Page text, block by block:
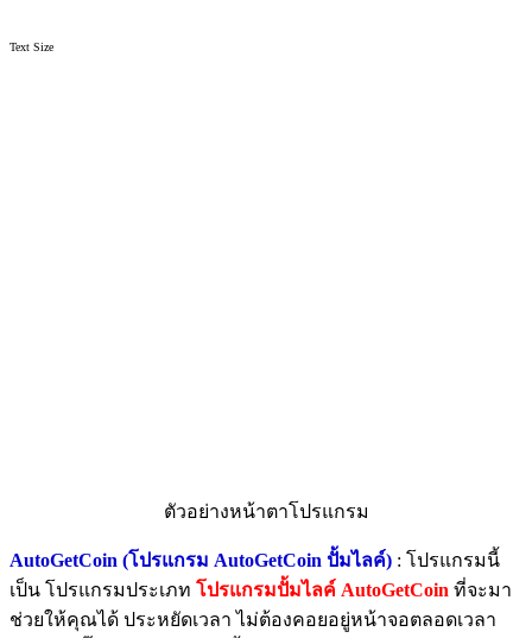
Text Size
ตัวอย่างหน้าตาโปรแกรม
AutoGetCoin (โปรแกรม AutoGetCoin ปั้มไลค์) : โปรแกรมนี้
เป็น โปรแกรมประเภท โปรแกรมปั้มไลค์ AutoGetCoin ที่จะมา
ช่วยให้คุณได้ ประหยัดเวลา ไม่ต้องคอยอยู่หน้าจอตลอดเวลา